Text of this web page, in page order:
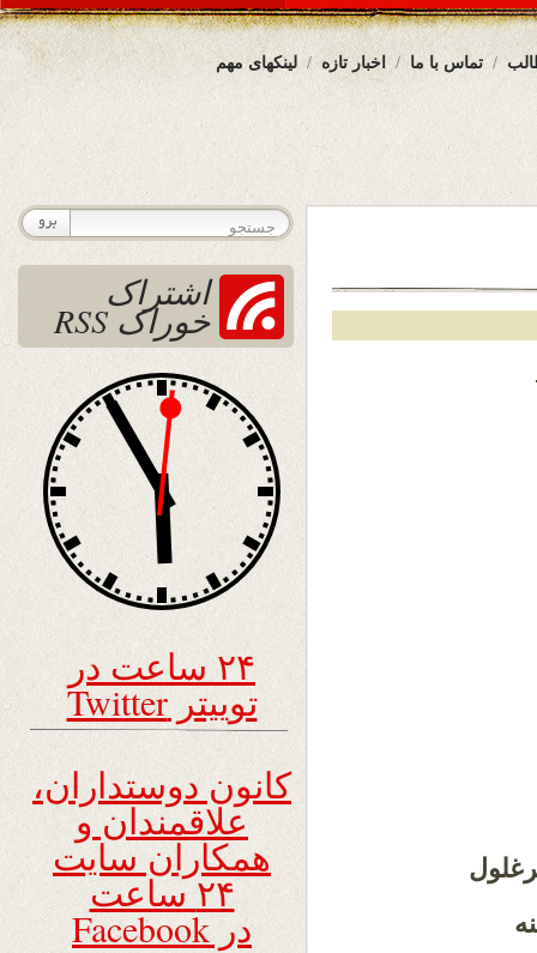
لینکهای مهم اخبار تازه تماس با ما
اشتراک
خوراک RSS
۲۴ ساعت در
توییتر Twitter
کانون دوستداران،
علاقمندان و
همکاران سایت
۲۴ ساعت
در Facebook